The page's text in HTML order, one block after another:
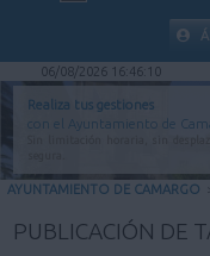
06/08/2026 16:46:10
Realiza tus gestiones
con el Ayuntamiento de
AYUNTAMIENTO DE CAMARGO
PUBLICACIÓN DE